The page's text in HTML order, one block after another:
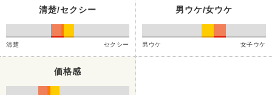
清楚/セクシー
清楚 セクシー
男ウケ/女ウケ
男ウケ 女子ウケ
価格感